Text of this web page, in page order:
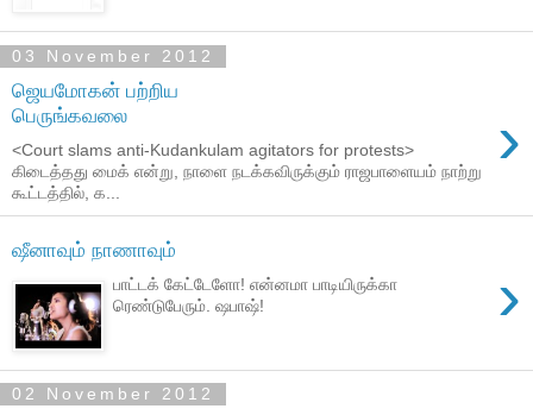
03 November 2012
ஜெயமோகன் பற்றிய
பெருங்கவலை
›
<Court slams anti-Kudankulam agitators for protests>
கிடைத்தது மைக் என்று, நாளை நடக்கவிருக்கும் ராஜபாளையம் நாற்று
கூட்டத்தில், க...
ஷீனாவும் நாணாவும்
›
பாட்டக் கேட்டேளோ! என்னமா பாடியிருக்கா
ரெண்டுபேரும். ஷபாஷ்!
02 November 2012